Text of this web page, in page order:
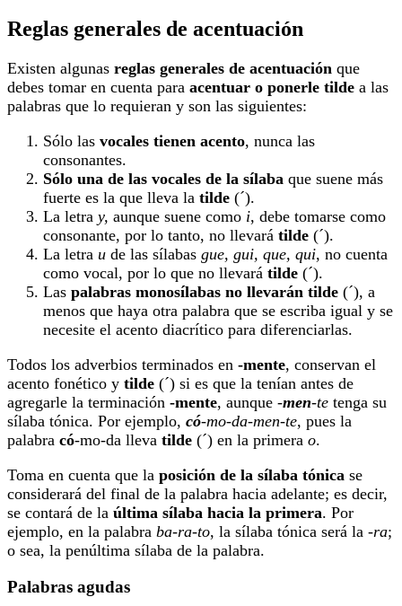
Reglas generales de acentuación
Existen algunas reglas generales de acentuación que
debes tomar en cuenta para acentuar o ponerle tilde a las
palabras que lo requieran y son las siguientes:
Sólo las vocales tienen acento, nunca las
consonantes.
Sólo una de las vocales de la sílaba que suene más
fuerte es la que lleva la tilde (´).
La letra y, aunque suene como i, debe tomarse como
consonante, por lo tanto, no llevará tilde (´).
La letra u de las sílabas gue, gui, que, qui, no cuenta
como vocal, por lo que no llevará tilde (´).
Las palabras monosílabas no llevarán tilde (´), a
menos que haya otra palabra que se escriba igual y se
necesite el acento diacrítico para diferenciarlas.
Todos los adverbios terminados en -mente, conservan el
acento fonético y tilde (´) si es que la tenían antes de
agregarle la terminación -mente, aunque -men-te tenga su
sílaba tónica. Por ejemplo, có-mo-da-men-te, pues la
palabra có-mo-da lleva tilde (´) en la primera o.
Toma en cuenta que la posición de la sílaba tónica se
considerará del final de la palabra hacia adelante; es decir,
se contará de la última sílaba hacia la primera. Por
ejemplo, en la palabra ba-ra-to, la sílaba tónica será la -ra;
o sea, la penúltima sílaba de la palabra.
Palabras agudas